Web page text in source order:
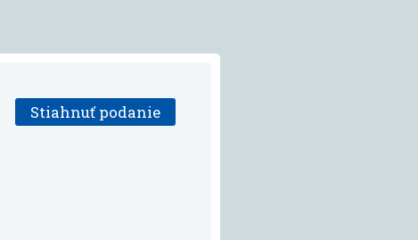
Stiahnuť podanie